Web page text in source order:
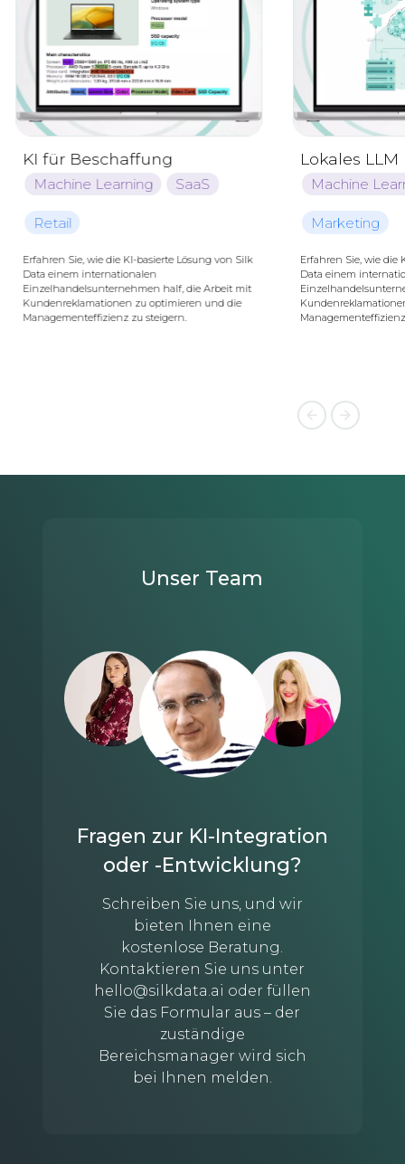
Lokales LLM Deployment
Machine Learning
Marketing
Erfahren Sie, wie die KI-basierte Lösung von Silk
Data einem internationalen
Einzelhandelsunternehmen half, die Arbeit mit
Kundenreklamationen zu optimieren und die
Managementeffizienz zu steigern.
Machine
KI-Tool, das
(offene, Multiple-
benutzerdefiniertem
automatisiert die
Antworten.
Unser Team
Fragen zur KI-Integration
oder -Entwicklung?
Schreiben Sie uns, und wir
bieten Ihnen eine
kostenlose Beratung.
Kontaktieren Sie uns unter
hello@silkdata.ai oder füllen
Sie das Formular aus – der
zuständige
Bereichsmanager wird sich
bei Ihnen melden.